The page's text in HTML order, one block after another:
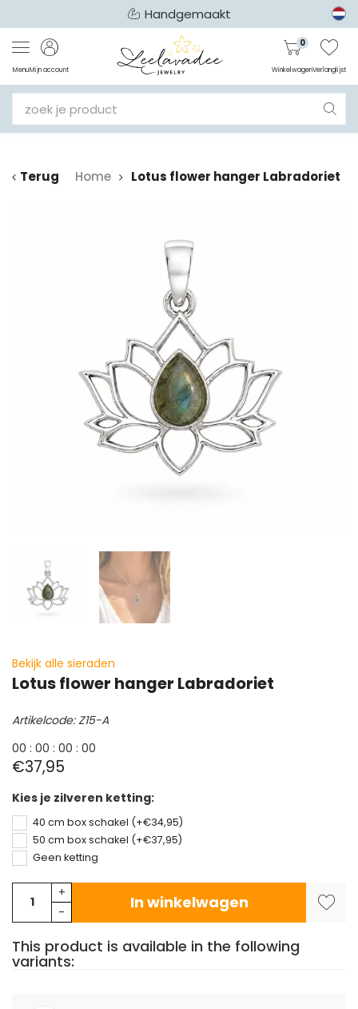
Handgemaakt
MenuMijn account
0
WinkelwagenVerlanglijst
Terug Home Lotus flower hanger Labradoriet
Bekijk alle sieraden
Lotus flower hanger Labradoriet
Artikelcode: Z15-A
00 : 00 : 00 : 00
€37,95
Kies je zilveren ketting:
40 cm box schakel (+€34,95)
50 cm box schakel (+€37,95)
Geen ketting
+
-
In winkelwagen
This product is available in the following
variants: